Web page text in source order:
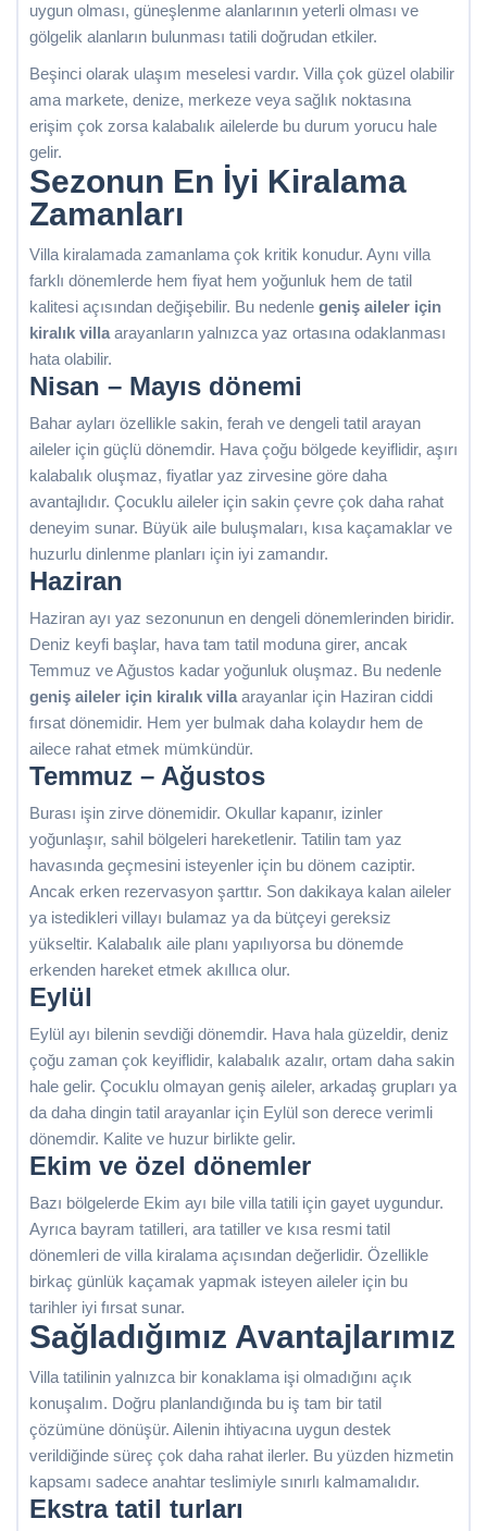
uygun olması, güneşlenme alanlarının yeterli olması ve
gölgelik alanların bulunması tatili doğrudan etkiler.
Beşinci olarak ulaşım meselesi vardır. Villa çok güzel olabilir
ama markete, denize, merkeze veya sağlık noktasına
erişim çok zorsa kalabalık ailelerde bu durum yorucu hale
gelir.
Sezonun En İyi Kiralama
Zamanları
Villa kiralamada zamanlama çok kritik konudur. Aynı villa
farklı dönemlerde hem fiyat hem yoğunluk hem de tatil
kalitesi açısından değişebilir. Bu nedenle geniş aileler için
kiralık villa arayanların yalnızca yaz ortasına odaklanması
hata olabilir.
Nisan – Mayıs dönemi
Bahar ayları özellikle sakin, ferah ve dengeli tatil arayan
aileler için güçlü dönemdir. Hava çoğu bölgede keyiflidir, aşırı
kalabalık oluşmaz, fiyatlar yaz zirvesine göre daha
avantajlıdır. Çocuklu aileler için sakin çevre çok daha rahat
deneyim sunar. Büyük aile buluşmaları, kısa kaçamaklar ve
huzurlu dinlenme planları için iyi zamandır.
Haziran
Haziran ayı yaz sezonunun en dengeli dönemlerinden biridir.
Deniz keyfi başlar, hava tam tatil moduna girer, ancak
Temmuz ve Ağustos kadar yoğunluk oluşmaz. Bu nedenle
geniş aileler için kiralık villa arayanlar için Haziran ciddi
fırsat dönemidir. Hem yer bulmak daha kolaydır hem de
ailece rahat etmek mümkündür.
Temmuz – Ağustos
Burası işin zirve dönemidir. Okullar kapanır, izinler
yoğunlaşır, sahil bölgeleri hareketlenir. Tatilin tam yaz
havasında geçmesini isteyenler için bu dönem caziptir.
Ancak erken rezervasyon şarttır. Son dakikaya kalan aileler
ya istedikleri villayı bulamaz ya da bütçeyi gereksiz
yükseltir. Kalabalık aile planı yapılıyorsa bu dönemde
erkenden hareket etmek akıllıca olur.
Eylül
Eylül ayı bilenin sevdiği dönemdir. Hava hala güzeldir, deniz
çoğu zaman çok keyiflidir, kalabalık azalır, ortam daha sakin
hale gelir. Çocuklu olmayan geniş aileler, arkadaş grupları ya
da daha dingin tatil arayanlar için Eylül son derece verimli
dönemdir. Kalite ve huzur birlikte gelir.
Ekim ve özel dönemler
Bazı bölgelerde Ekim ayı bile villa tatili için gayet uygundur.
Ayrıca bayram tatilleri, ara tatiller ve kısa resmi tatil
dönemleri de villa kiralama açısından değerlidir. Özellikle
birkaç günlük kaçamak yapmak isteyen aileler için bu
tarihler iyi fırsat sunar.
Sağladığımız Avantajlarımız
Villa tatilinin yalnızca bir konaklama işi olmadığını açık
konuşalım. Doğru planlandığında bu iş tam bir tatil
çözümüne dönüşür. Ailenin ihtiyacına uygun destek
verildiğinde süreç çok daha rahat ilerler. Bu yüzden hizmetin
kapsamı sadece anahtar teslimiyle sınırlı kalmamalıdır.
Ekstra tatil turları